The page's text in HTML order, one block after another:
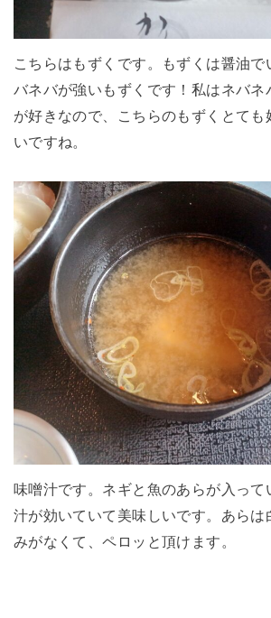
こちらはもずくです。もずくは醤油で
バネバが強いもずくです！私はネバネ
が好きなので、こちらのもずくとても
いですね。
味噌汁です。ネギと魚のあらが入って
汁が効いていて美味しいです。あらは
みがなくて、ペロッと頂けます。